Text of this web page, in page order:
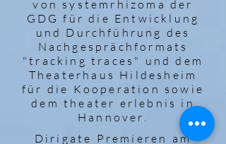
von systemrhizoma der
GDG für die Entwicklung
und Durchführung des
Nachgesprächformats
"tracking traces" und dem
Theaterhaus Hildesheim
für die Kooperation sowie
dem theater erlebnis in
Hannover.
Dirigate Premieren am